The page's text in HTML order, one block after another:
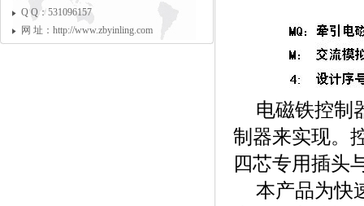
Q Q：531096157
网 址：http://www.zbyinling.com
电磁铁控制
制器来实现。
四芯专用插头
本产品为快